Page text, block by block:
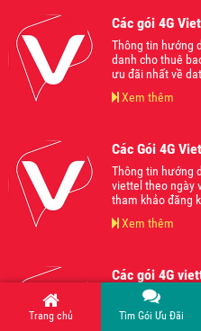
Các gói 4G
Thông tin hướng
danh cho thuê
ưu đãi nhất về
Xem thêm
Các Gói 4G
Thông tin hướng
viettel theo ngày
tham khảo đăng
Xem thêm
Các gói 4G
Thông tin hướng
viettel sử dụng
độ cao hấp dẫn
Trang chủ Tìm Gói Ưu Đãi